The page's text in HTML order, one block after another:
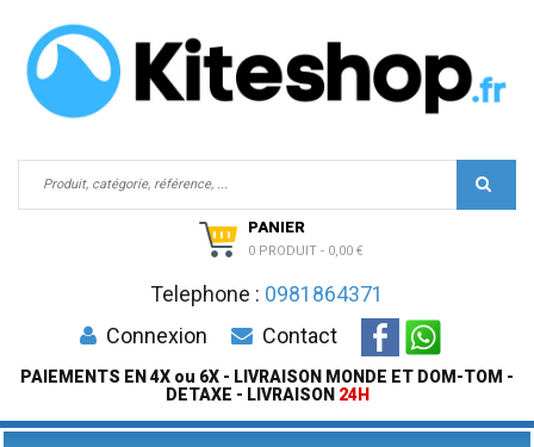
PANIER
0 PRODUIT - 0,00 €
Telephone : 0981864371
Connexion
Contact
PAIEMENTS EN 4X ou 6X - LIVRAISON MONDE ET DOM-TOM -
DETAXE - LIVRAISON 24H